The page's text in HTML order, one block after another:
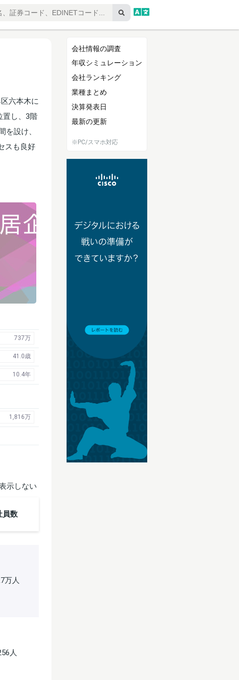
六本木に
置し、3階
設け、
スも良好
737万
41.0歳
10.4年
1,816万
示しない
員数
万人
人
会社情報の調査
年収シミュレーション
会社ランキング
業種まとめ
決算発表日
最新の更新
※PC/スマホ対応